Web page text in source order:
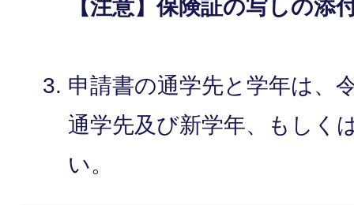
【注意】保険証の写しの添
申請書の通学先と学年は、
通学先及び新学年、もしく
い。